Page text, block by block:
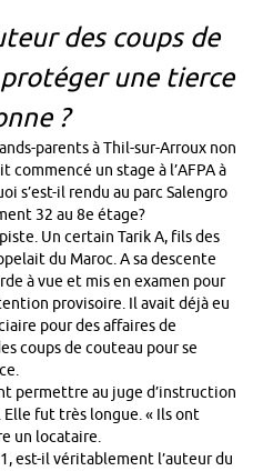
des coups de
une tierce
?
parents à Thil-sur-Arroux non
commencé un stage à l’AFPA à
s’est-il rendu au parc Salengro
32 au 8e étage?
Un certain Tarik A, fils des
du Maroc. A sa descente
à vue et mis en examen pour
provisoire. Il avait déjà eu
pour des affaires de
coups de couteau pour se
permettre au juge d’instruction
Elle fut très longue. « Ils ont
un locataire.
est-il véritablement l’auteur du